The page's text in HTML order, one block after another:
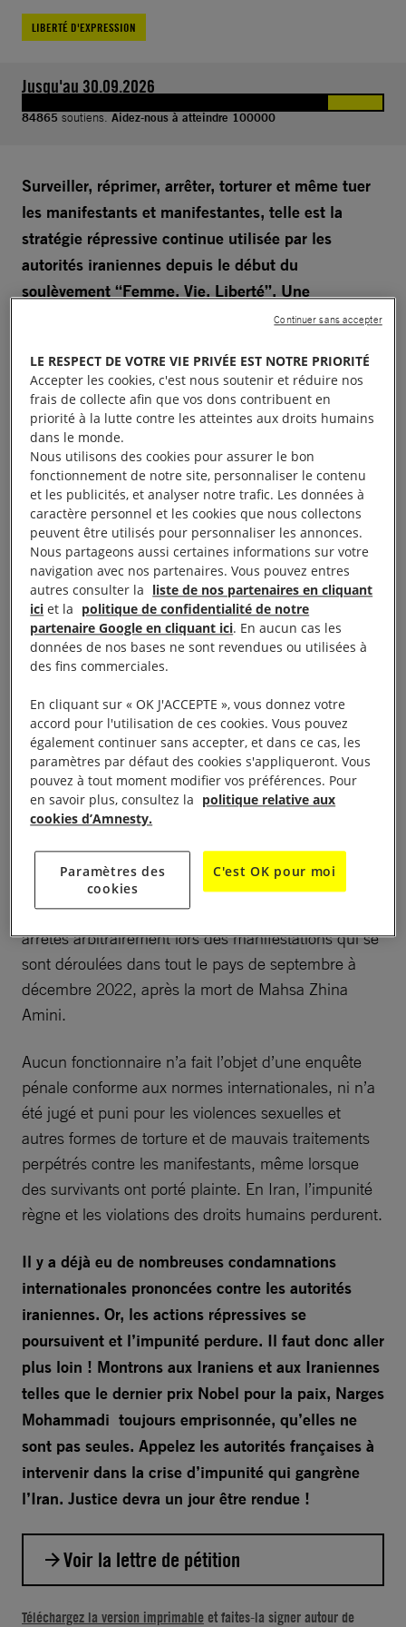
LIBERTÉ D'EXPRESSION
Jusqu'au 30.09.2026
84865 soutiens. Aidez-nous à atteindre 100000
Surveiller, réprimer, arrêter, torturer et même tuer
les manifestants et manifestantes, telle est la
stratégie répressive continue utilisée par les
autorités iraniennes depuis le début du
soulèvement “Femme. Vie. Liberté”. Une
répression qui perdure, en toute impunité.
pétition.
Depuis la mort de Mahsa Amini, le 14 septembre
2022, les autorités iraniennes commettent des
crimes pour briser toute contestation. Des violations
qui relèvent du droit international, que nous
documentons.
Des centaines de manifestant·es, y compris un
grand nombre d’enfants, ont été tués tandis que des
milliers d’autres personnes ont subi de graves
blessures. Les autorités iraniennes ont aussi
intensifiéle recours à la peine de mor
la terreur chez les manifestants.
À lire aussi :
Deux ans après le soulèvement « Femme,
Vie, Liberté », la répression se poursuit en Iran
Dans l’un de nos rapports nous avons documenté
étaient des armes de répression du régime. Ces
violences ont été infligées à des femmes, des
hommes et des enfants âgés d’à peine 12 ans,
arrêtés arbitrairement lors des manifestations qui se
sont déroulées dans tout le pays de septembre à
décembre 2022, après la mort de Mahsa Zhina
Amini.
Aucun fonctionnaire n’a fait l’objet d’une enquête
pénale conforme aux normes internationales, ni n’a
été jugé et puni pour les violences sexuelles et
autres formes de torture et de mauvais traitements
perpétrés contre les manifestants, même lorsque
des survivants ont porté plainte. En Iran, l’impunité
règne et les violations des droits humains perdurent.
Il y a déjà eu de nombreuses condamnations
internationales prononcées contre les autorités
iraniennes. Or, les actions répressives se
poursuivent et l’impunité perdure. Il faut donc aller
plus loin ! Montrons aux Iraniens et aux Iraniennes
telles que le dernier prix Nobel pour la paix, Narges
Mohammadi toujours emprisonnée, qu’elles ne
sont pas seules. Appelez les autorités françaises à
intervenir dans la crise d’impunité qui gangrène
l’Iran. Justice devra un jour être rendue !
Voir la lettre de pétition
Téléchargez la version imprimable et faites-la signer autour de
LE RESPECT DE VOTRE VIE PRIVÉE EST NOTRE PRIORITÉ
Accepter les cookies, c'est nous soutenir et réduire nos
frais de collecte afin que vos dons contribuent en
priorité à la lutte contre les atteintes aux droits humains
dans le monde.
Nous utilisons des cookies pour assurer le bon
fonctionnement de notre site, personnaliser le contenu
et les publicités, et analyser notre trafic. Les données à
caractère personnel et les cookies que nous collectons
peuvent être utilisés pour personnaliser les annonces.
Nous partageons aussi certaines informations sur votre
navigation avec nos partenaires. Vous pouvez entres
autres consulter la liste de nos partenaires en cliquant
ici et la politique de confidentialité de notre
partenaire Google en cliquant ici. En aucun cas les
données de nos bases ne sont revendues ou utilisées à
des fins commerciales.
En cliquant sur « OK J'ACCEPTE », vous donnez votre
accord pour l'utilisation de ces cookies. Vous pouvez
également continuer sans accepter, et dans ce cas, les
paramètres par défaut des cookies s'appliqueront. Vous
pouvez à tout moment modifier vos préférences. Pour
en savoir plus, consultez la politique relative aux
cookies d’Amnesty.
Paramètres des
cookies
C'est OK pour moi
Continuer sans accepter